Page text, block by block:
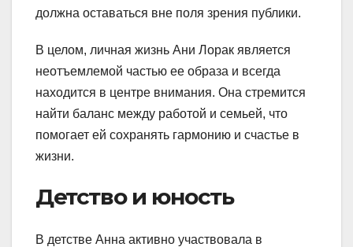
должна оставаться вне поля зрения публики.
В целом, личная жизнь Ани Лорак является
неотъемлемой частью ее образа и всегда
находится в центре внимания. Она стремится
найти баланс между работой и семьей, что
помогает ей сохранять гармонию и счастье в
жизни.
Детство и юность
В детстве Анна активно участвовала в